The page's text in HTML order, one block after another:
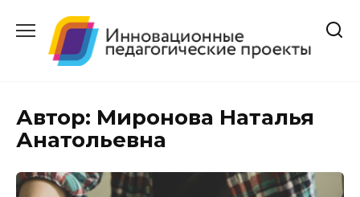
содержанию
Автор: Миронова Наталья
Анатольевна